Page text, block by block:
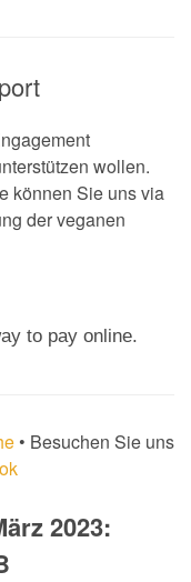
wollen.
können Sie uns via
der veganen
• Besuchen Sie uns
2023: